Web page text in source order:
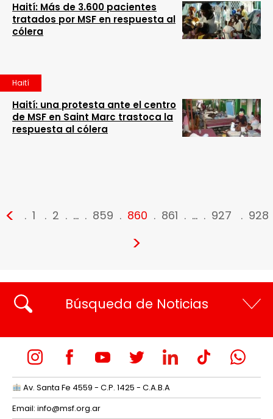
Haití: Más de 3.600 pacientes
tratados por MSF en respuesta al
cólera
Haití
Haití: una protesta ante el centro
de MSF en Saint Marc trastoca la
respuesta al cólera
< 1 2 … 859 860 861 … 927 928
>
Búsqueda de Noticias
Av. Santa Fe 4559 - C.P. 1425 - C.A.B.A
Email: info@msf.org.ar